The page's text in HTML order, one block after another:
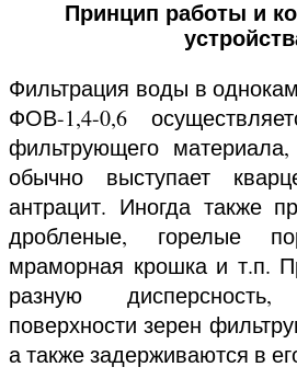
Принцип работы и
Фильтрация воды в
ФОВ-1,4-0,6
фильтрующего
обычно выступает
антрацит. Иногда также
дробленые, горелые
мраморная крошка и т.п.
разную
поверхности зерен
а также задерживаются в